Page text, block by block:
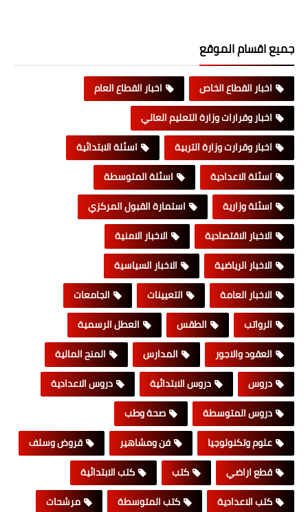
جميع اقسام الموقع
اخبار القطاع الخاص
اخبار القطاع العام
اخبار وقرارات وزارة التعليم العالي
اخبار وقرارت وزارة التربية
اسئلة الابتدائية
اسئلة الاعدادية
اسئلة المتوسطة
اسئلة وزارية
استمارة القبول المركزي
الاخبار الاقتصادية
الاخبار الامنية
الاخبار الرياضية
الاخبار السياسية
الاخبار العامة
التعيينات
الجامعات
الرواتب
الطقس
العطل الرسمية
العقود والاجور
المدارس
المنح المالية
دروس
دروس الابتدائية
دروس الاعدادية
دروس المتوسطة
صحة وطب
علوم وتكنولوجيا
فن ومشاهير
قروض وسلف
قطع اراضي
كتب
كتب الابتدائية
كتب الاعدادية
كتب المتوسطة
مرشحات